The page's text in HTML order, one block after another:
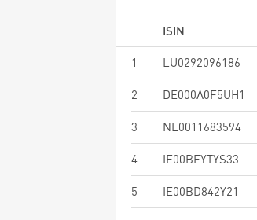
ISIN
1
LU0292096186
2 DE000A0F5UH1
3 NL0011683594
4 IE00BFYTYS33
5 IE00BD842Y21